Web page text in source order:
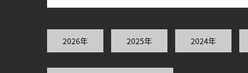
TAG
理学研究科 (221) 工学研究科 (211) 医学系研究科 (177)
2026年 2025年 2024年